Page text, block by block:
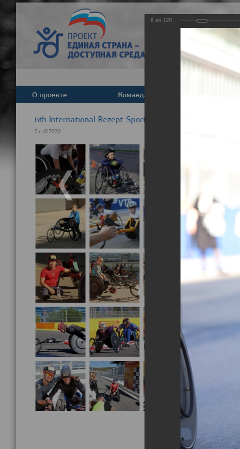
О проекте Команда
6th International Rezept-Sport Wheelchair Half Marathon
23.10.2020
6 из 120